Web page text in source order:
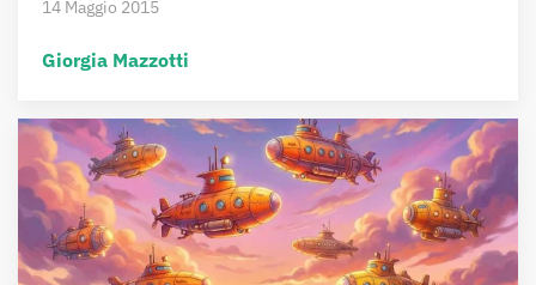
14 Maggio 2015
Giorgia Mazzotti